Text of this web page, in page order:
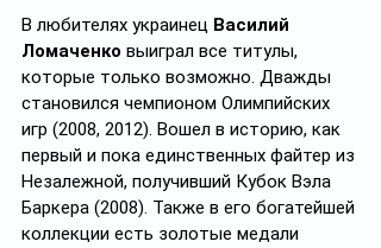
В любителях украинец Василий
Ломаченко выиграл все титулы,
которые только возможно. Дважды
становился чемпионом Олимпийских
игр (2008, 2012). Вошел в историю, как
первый и пока единственных файтер из
Незалежной, получивший Кубок Вэла
Баркера (2008). Также в его богатейшей
коллекции есть золотые медали